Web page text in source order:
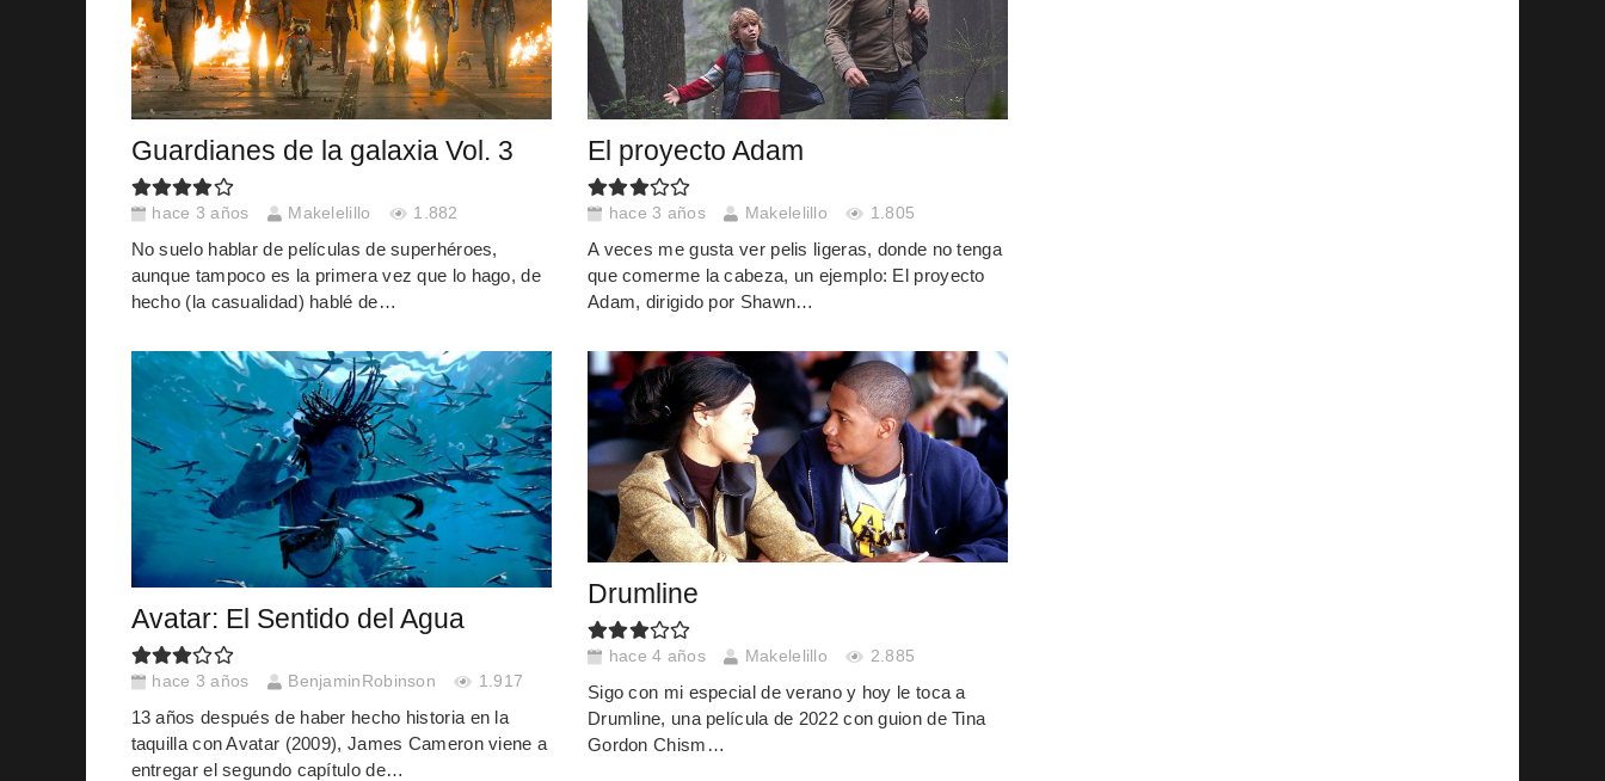
Guardianes de la galaxia Vol. 3
hace 3 años Makelelillo 1.882
No suelo hablar de películas de superhéroes,
aunque tampoco es la primera vez que lo hago, de
hecho (la casualidad) hablé de…
El proyecto Adam
hace 3 años Makelelillo 1.805
A veces me gusta ver pelis ligeras, donde no tenga
que comerme la cabeza, un ejemplo: El proyecto
Adam, dirigido por Shawn…
Avatar: El Sentido del Agua
hace 3 años BenjaminRobinson 1.917
13 años después de haber hecho historia en la
taquilla con Avatar (2009), James Cameron viene a
entregar el segundo capítulo de…
Drumline
hace 4 años Makelelillo 2.885
Sigo con mi especial de verano y hoy le toca a
Drumline, una película de 2022 con guion de Tina
Gordon Chism…